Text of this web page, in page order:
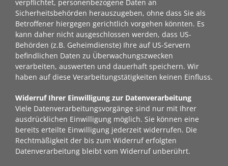
verpflichtet, personenbezogene Daten an
Sicherheitsbehörden herauszugeben, ohne dass Sie als
Betroffener hiergegen gerichtlich vorgehen könnten. Es
kann daher nicht ausgeschlossen werden, dass US-
Behörden (z.B. Geheimdienste) Ihre auf US-Servern
befindlichen Daten zu Überwachungszwecken
verarbeiten, auswerten und dauerhaft speichern. Wir
haben auf diese Verarbeitungstätigkeiten keinen Einfluss.
Widerruf Ihrer Einwilligung zur Datenverarbeitung
Viele Datenverarbeitungsvorgänge sind nur mit Ihrer
ausdrücklichen Einwilligung möglich. Sie können eine
bereits erteilte Einwilligung jederzeit widerrufen. Die
Rechtmäßigkeit der bis zum Widerruf erfolgten
Datenverarbeitung bleibt vom Widerruf unberührt.